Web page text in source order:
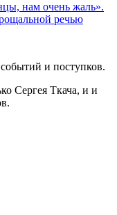
нам очень жаль».
речью
и поступков.
Сергея Ткача, и и